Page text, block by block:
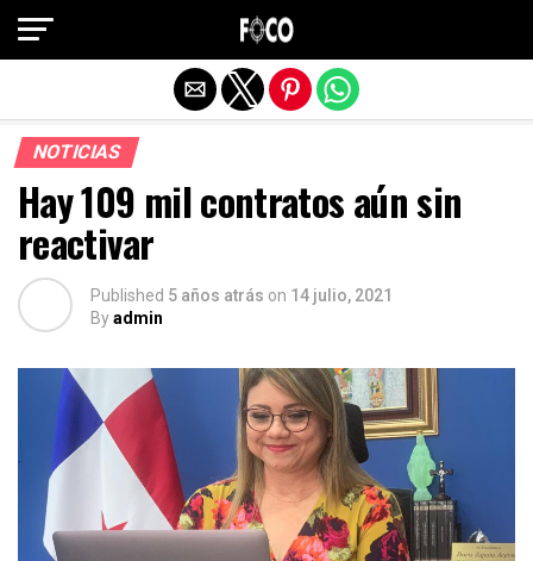
NOTICIAS
Hay 109 mil contratos aún sin
reactivar
Published 5 años atrás on 14 julio, 2021
Byadmin
Salir de la versión móvil